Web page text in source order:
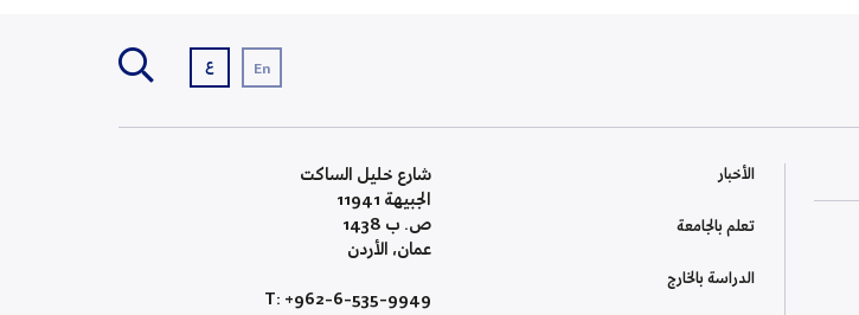
En ع
الأخبار
تعلم بالجامعة
الدراسة بالخارج
شارع خليل الساكت
الجبيهة 11941
ص. ب 1438
عمان، الأردن
T: +962-6-535-9949